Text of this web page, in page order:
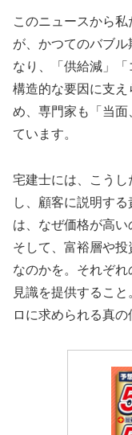
このニュースから
が、かつてのバブ
なり、「供給減」
構造的な要因に支
め、専門家も「当
ています。
宅建士には、こう
し、顧客に説明す
は、なぜ価格が高い
そして、富裕層や
なのかを。それぞ
見識を提供するこ
ロに求められる真の